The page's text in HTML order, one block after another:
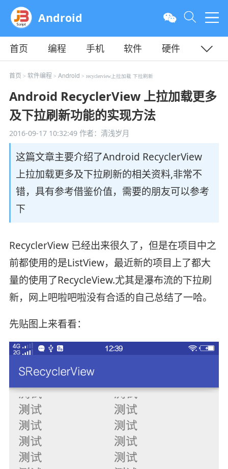
Android
首页 编程 手机 软件
硬件
教程
平面 服务器
首页 > 软件编程 > Android > recyclerview上拉加载 下拉刷新
Android RecyclerView 上拉加载更多
及下拉刷新功能的实现方法
2016-09-17 10:32:49作者：清浅岁月
这篇文章主要介绍了Android RecyclerView
上拉加载更多及下拉刷新的相关资料,非常不
错，具有参考借鉴价值，需要的朋友可以参考
下
RecyclerView 已经出来很久了，但是在项目中之
前都使用的是ListView，最近新的项目上了都大
量的使用了RecycleView.尤其是瀑布流的下拉刷
新，网上吧啦吧啦没有合适的自己总结了一哈。
先贴图上来看看：